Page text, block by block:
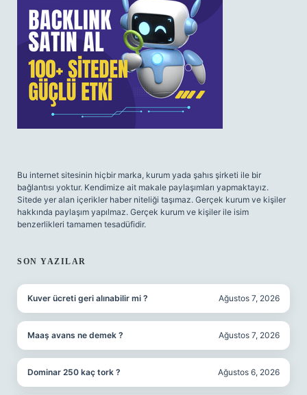
Bu internet sitesinin hiçbir marka, kurum yada şahıs şirketi ile bir
bağlantısı yoktur. Kendimize ait makale paylaşımları yapmaktayız.
Sitede yer alan içerikler haber niteliği taşımaz. Gerçek kurum ve kişiler
hakkında paylaşım yapılmaz. Gerçek kurum ve kişiler ile isim
benzerlikleri tamamen tesadüfidir.
SON YAZILAR
Kuver ücreti geri alınabilir mi ? Ağustos 7, 2026
Maaş avans ne demek ? Ağustos 7, 2026
Dominar 250 kaç tork ? Ağustos 6, 2026